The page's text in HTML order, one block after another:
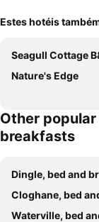
Estes hotéis
Seagull Cottage
Nature's Edge
Other
breakfasts
Dingle, bed and
Cloghane, bed and
Waterville, bed and